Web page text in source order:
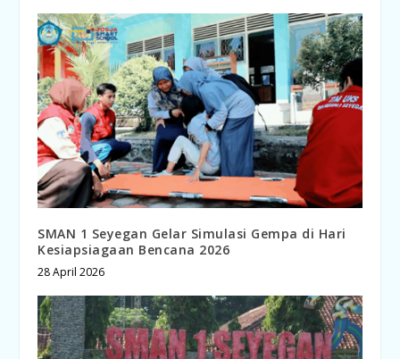
SMAN 1 Seyegan Gelar Simulasi Gempa di Hari
Kesiapsiagaan Bencana 2026
28 April 2026